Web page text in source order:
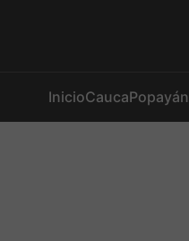
InicioCaucaPopayán